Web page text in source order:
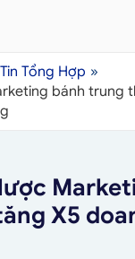
Tin Tổng Hợp
bánh trung
X5